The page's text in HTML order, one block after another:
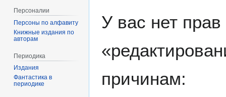
У вас нет
причинам:
Персоналии
Персоны по алфавиту
Книжные издания по
авторам
Периодика
Издания
Фантастика в
периодике